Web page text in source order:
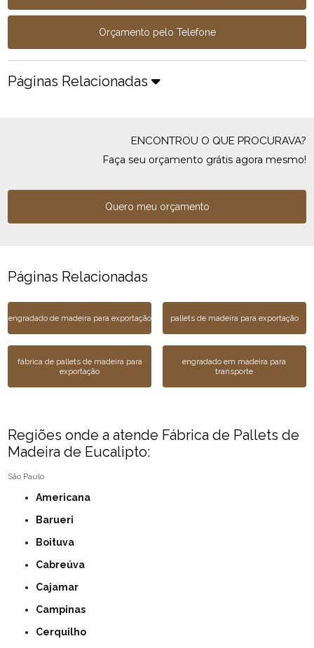
Orçamento pelo Telefone
Páginas Relacionadas
ENCONTROU O QUE PROCURAVA?
Faça seu orçamento grátis agora mesmo!
Quero meu orçamento
Páginas Relacionadas
engradado de madeira para exportação pallets de madeira para exportação
fábrica de pallets de madeira para
exportação
engradado em madeira para
transporte
Regiões onde a atende Fábrica de Pallets de
Madeira de Eucalipto:
São Paulo
Americana
Barueri
Boituva
Cabreúva
Cajamar
Campinas
Cerquilho